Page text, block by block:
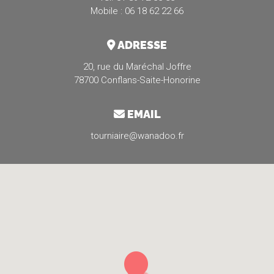
Mobile : 06 18 62 22 66
ADRESSE
20, rue du Maréchal Joffre
78700 Conflans-Saite-Honorine
EMAIL
tourniaire@wanadoo.fr